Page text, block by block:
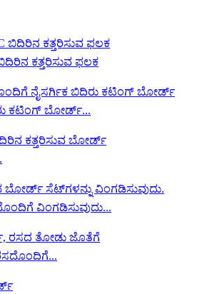
ಕತ್ತರಿಸುವ ಫಲಕ
ಕಟಿಂಗ್ ಬೋರ್ಡ್...
ವಿಂಗಡಿಸುವುದು...